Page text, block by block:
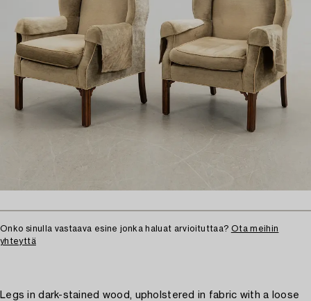
Onko sinulla vastaava esine jonka haluat arvioituttaa? Ota meihin
yhteyttä
Legs in dark-stained wood, upholstered in fabric with a loose